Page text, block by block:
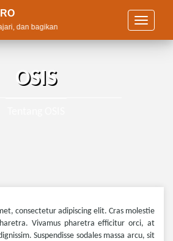
T
o
dan bagikan
OSIS
consectetur adipiscing elit. Cras molestie
Vivamus pharetra efficitur orci, at
Suspendisse sodales massa arcu, sit